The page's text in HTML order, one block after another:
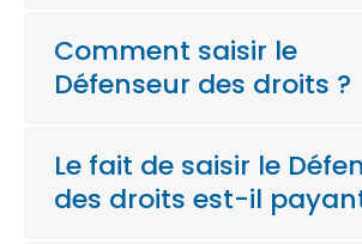
Comment saisir le
Défenseur des droits ?
Le fait de saisir le
des droits est-il